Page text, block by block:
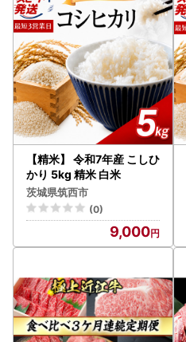
【精米】 令和7年産 こしひ
かり 5kg 精米 白米
茨城県筑西市
(0)
9,000